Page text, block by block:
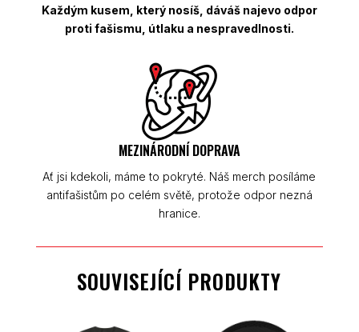
Každým kusem, který nosíš, dáváš najevo odpor
proti fašismu, útlaku a nespravedlnosti.
MEZINÁRODNÍ DOPRAVA
Ať jsi kdekoli, máme to pokryté. Náš merch posíláme
antifašistům po celém světě, protože odpor nezná
hranice.
SOUVISEJÍCÍ PRODUKTY